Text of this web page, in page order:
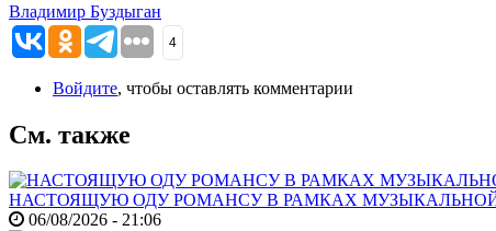
Владимир Буздыган
4
Войдите, чтобы оставлять комментарии
См. также
НАСТОЯЩУЮ ОДУ РОМАНСУ В РАМКАХ
06/08/2026 - 21:06